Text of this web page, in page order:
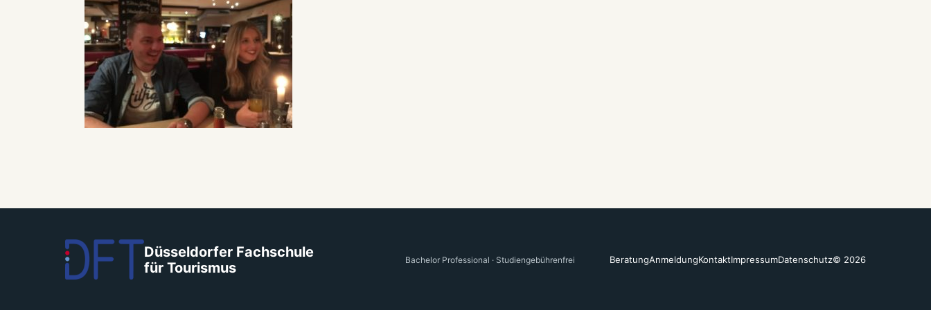
Düsseldorfer Fachschule
für Tourismus
Bachelor Professional · Studiengebührenfrei BeratungAnmeldungKontaktImpressumDatenschutz© 2026